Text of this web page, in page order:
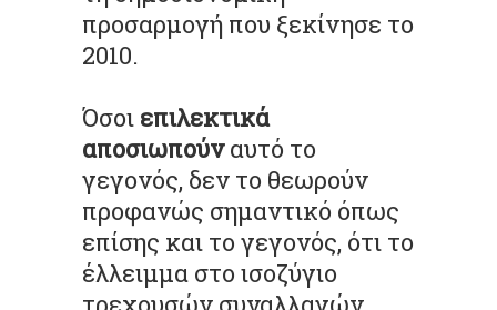
προσαρμογή που ξεκίνησε το
2010.
Όσοι επιλεκτικά
αποσιωπούναυτό το
γεγονός, δεν το θεωρούν
προφανώς σημαντικό όπως
επίσης και το γεγονός, ότι το
έλλειμμα στο ισοζύγιο